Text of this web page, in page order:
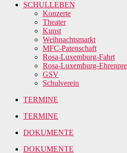
SCHULLEBEN
Konzerte
Theater
Kunst
Weihnachtsmarkt
MFC-Patenschaft
Rosa-Luxemburg-Fahrt
Rosa-Luxemburg-
GSV
Schulverein
TERMINE
TERMINE
DOKUMENTE
DOKUMENTE